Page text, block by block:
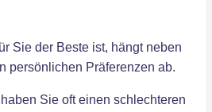
Sie der Beste ist, hängt neben
persönlichen Präferenzen ab.
Sie oft einen schlechteren